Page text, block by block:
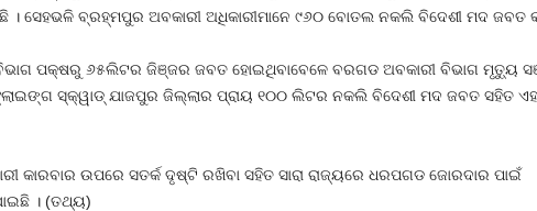
ସେହଭଳି ବ୍ରହ୍ମପୁର ଅବକାରୀ ଅଧିକାରୀମାନେ ୯୬୦ ବୋତଲ ନକଲି ବିଦେଶୀ ମଦ ଜବତ
ପକ୍ଷରୁ ୬୫ଲିଟର ଜିଞ୍ଜର ଜବତ ହୋଇଥିବାବେଳେ ବରଗଡ ଅବକାରୀ ବିଭାଗ ମୃତ୍ୟୁ
ସ୍କ୍ୱାଡ୍‍ ଯାଜପୁର ଜିଲ୍ଲାର ପ୍ରାୟ ୧୦୦ ଲିଟର ନକଲି ବିଦେଶୀ ମଦ ଜବତ ସହିତ
କାରବାର ଉପରେ ସତର୍କ ଦୃଷ୍ଟି ରଖିବା ସହିତ ସାରା ରାଜ୍ୟରେ ଧରପଗଡ ଜୋରଦାର ପାଇଁ
। (ତଥ୍ୟ)